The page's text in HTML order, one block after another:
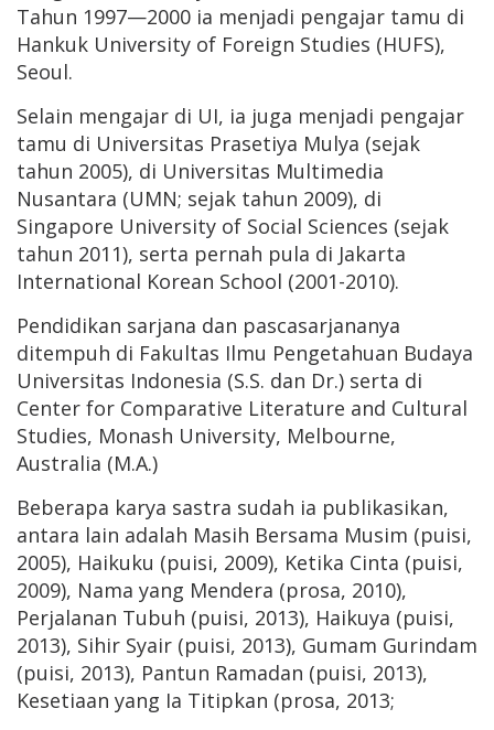
Tahun 1997—2000 ia menjadi pengajar tamu di
Hankuk University of Foreign Studies (HUFS),
Seoul.
Selain mengajar di UI, ia juga menjadi pengajar
tamu di Universitas Prasetiya Mulya (sejak
tahun 2005), di Universitas Multimedia
Nusantara (UMN; sejak tahun 2009), di
Singapore University of Social Sciences (sejak
tahun 2011), serta pernah pula di Jakarta
International Korean School (2001-2010).
Pendidikan sarjana dan pascasarjananya
ditempuh di Fakultas Ilmu Pengetahuan Budaya
Universitas Indonesia (S.S. dan Dr.) serta di
Center for Comparative Literature and Cultural
Studies, Monash University, Melbourne,
Australia (M.A.)
Beberapa karya sastra sudah ia publikasikan,
antara lain adalah Masih Bersama Musim (puisi,
2005), Haikuku (puisi, 2009), Ketika Cinta (puisi,
2009), Nama yang Mendera (prosa, 2010),
Perjalanan Tubuh (puisi, 2013), Haikuya (puisi,
2013), Sihir Syair (puisi, 2013), Gumam Gurindam
(puisi, 2013), Pantun Ramadan (puisi, 2013),
Kesetiaan yang Ia Titipkan (prosa, 2013;